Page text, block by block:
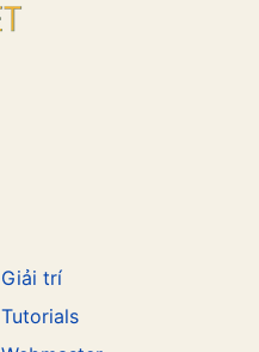
Giải trí
Tutorials